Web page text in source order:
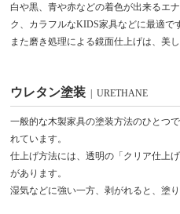
白や黒、青や赤などの着色が出来るエ
ク、カラフルなKIDS家具などに最適で
また磨き処理による鏡面仕上げは、美
ウレタン塗装 | URETHANE
一般的な木製家具の塗装方法のひとつ
れています。
仕上げ方法には、透明の「クリア仕上
があります。
湿気などに強い一方、剥がれると、塗